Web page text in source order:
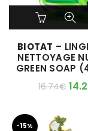
BIOTAT –
NETTOYAGE
GREEN SOAP
16.74€
-15%